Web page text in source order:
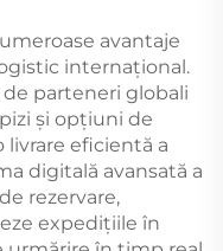
avantaje
internațional.
parteneri globali
și opțiuni de
livrare eficientă a
digitală avansată a
rezervare,
expedițiile în